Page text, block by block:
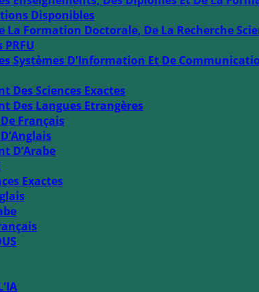
Disponibles
La Formation Doctorale, De La Recherche
Systèmes D'Information Et De
Des Sciences Exactes
Des Langues Etrangères
Français
D’Arabe
Exactes